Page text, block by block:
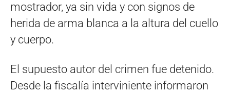
mostrador, ya sin vida y con signos de
herida de arma blanca a la altura del cuello
y cuerpo.
El supuesto autor del crimen fue detenido.
Desde la fiscalía interviniente informaron